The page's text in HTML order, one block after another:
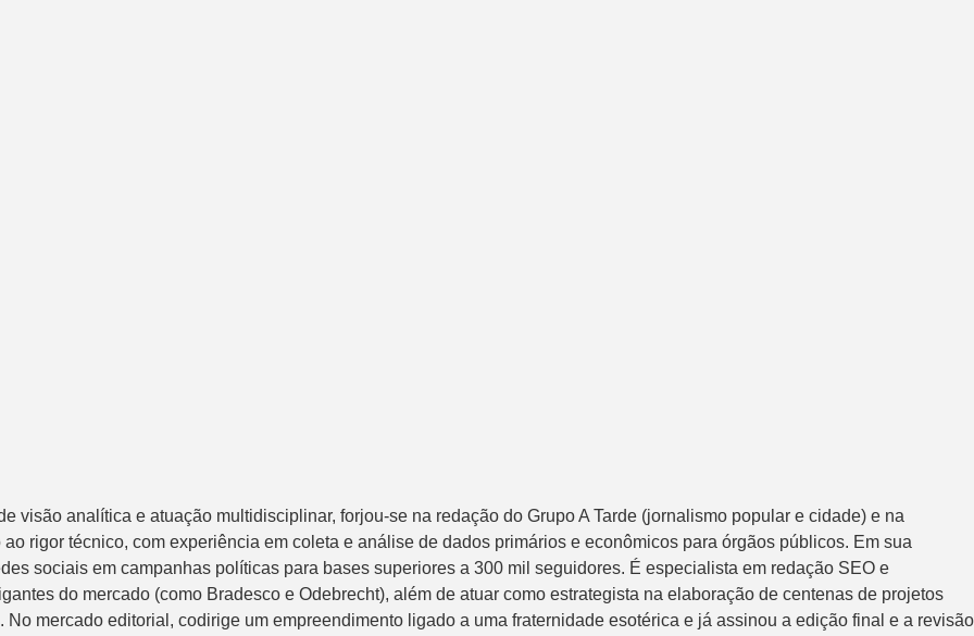
visão analítica e atuação multidisciplinar, forjou-se na redação do Grupo A Tarde (jornalismo popular e cidade) e na
rigor técnico, com experiência em coleta e análise de dados primários e econômicos para órgãos públicos. Em sua
sociais em campanhas políticas para bases superiores a 300 mil seguidores. É especialista em redação SEO e
do mercado (como Bradesco e Odebrecht), além de atuar como estrategista na elaboração de centenas de projetos
mercado editorial, codirige um empreendimento ligado a uma fraternidade esotérica e já assinou a edição final e a revisão